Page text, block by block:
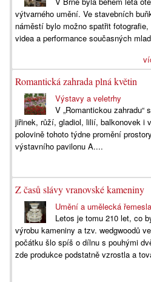
výtvarného umění. Ve stavebních
náměstí bylo možno spatřit
videa a performance současných
Romantická zahrada plná květin
Výstavy a veletrhy
V „Romantickou
jiřinek, růží, gladiol, lilií, balkonovek i
polovině tohoto týdne promění
výstavního pavilonu A....
Z časů slávy vranovské kameniny
Umění a umělecká řemesla
Letos je tomu 210 let, co
výrobu kameniny a tzv. wedgwoodů
počátku šlo spíš o dílnu s pouhými
zde produkce podstatně vzrostla a